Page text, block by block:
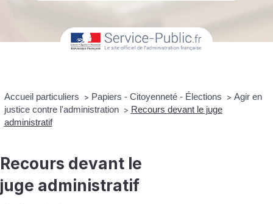
Accueil particuliers > Papiers - Citoyenneté - Élections > Agir en
justice contre l'administration > Recours devant le juge
administratif
Recours devant le
juge administratif